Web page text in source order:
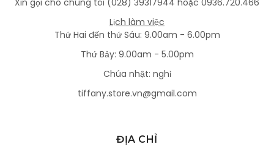
Lịch làm việc
Thứ Hai đến thứ Sáu: 9.00am - 6.00pm
Thứ Bảy: 9.00am - 5.00pm
Chúa nhật: nghỉ
tiffany.store.vn@gmail.com
ĐỊA CHỈ